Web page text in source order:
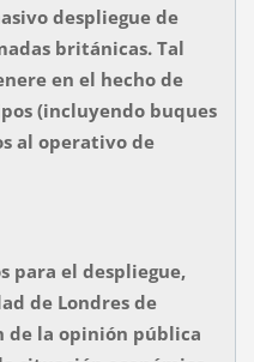
despliegue de
británicas. Tal
en el hecho de
(incluyendo buques
al operativo de
para el despliegue,
de Londres de
de la opinión pública